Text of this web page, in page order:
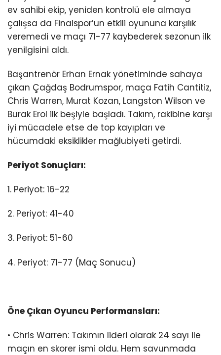
ev sahibi ekip, yeniden kontrolü ele almaya
çalışsa da Finalspor’un etkili oyununa karşılık
veremedi ve maçı 71-77 kaybederek sezonun ilk
yenilgisini aldı.
Başantrenör Erhan Ernak yönetiminde sahaya
çıkan Çağdaş Bodrumspor, maça Fatih Cantitiz,
Chris Warren, Murat Kozan, Langston Wilson ve
Burak Erol ilk beşiyle başladı. Takım, rakibine karşı
iyi mücadele etse de top kayıpları ve
hücumdaki eksiklikler mağlubiyeti getirdi.
Periyot Sonuçları:
1. Periyot: 16-22
2. Periyot: 41-40
3. Periyot: 51-60
4. Periyot: 71-77 (Maç Sonucu)
Öne Çıkan Oyuncu Performansları:
• Chris Warren: Takımın lideri olarak 24 sayı ile
maçın en skorer ismi oldu. Hem savunmada